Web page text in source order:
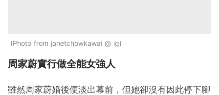
Photo from janetchowkawai @ ig
周家蔚實行做全能女強人
雖然周家蔚婚後便淡出幕前，但她卻沒有因此停下腳